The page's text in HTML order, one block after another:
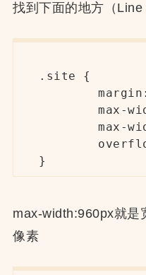
找到下面的地方（Line
.site {
max-
max-
}
max-width:960px就是
像素